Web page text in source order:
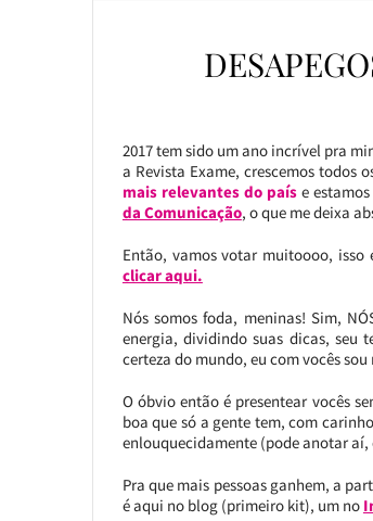
2017 tem sido um ano incrível pra
a Revista Exame, crescemos todos
mais relevantes do paíse estamos
da Comunicação, o que me deixa
Então, vamos votar muitoooo,
clicar aqui.
Nós somos foda, meninas! Sim,
energia, dividindo suas dicas, seu
certeza do mundo, eu com vocês
O óbvio então é presentear vocês
boa que só a gente tem, com
enlouquecidamente (pode anotar aí,
Pra que mais pessoas ganhem, a
é aqui no blog (primeiro kit), um no